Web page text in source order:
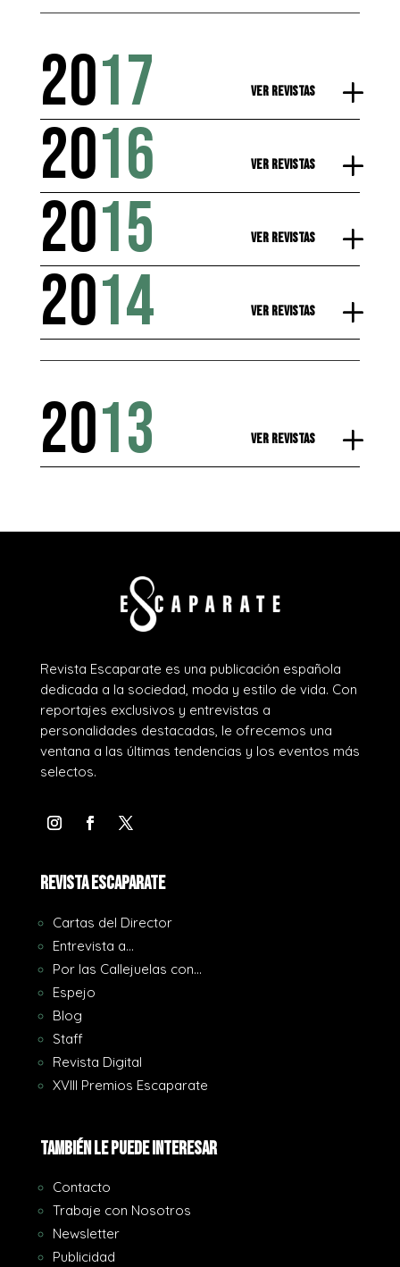
2017 Ver Revistas
2016 Ver Revistas
2015 Ver Revistas
2014 Ver Revistas
2013 Ver Revistas
Revista Escaparate es una publicación española
dedicada a la sociedad, moda y estilo de vida. Con
reportajes exclusivos y entrevistas a
personalidades destacadas, le ofrecemos una
ventana a las últimas tendencias y los eventos más
selectos.
REVISTA ESCAPARATE
Cartas del Director
Entrevista a…
Por las Callejuelas con…
Espejo
Blog
Staff
Revista Digital
XVIII Premios Escaparate
También le puede interesar
Contacto
Trabaje con Nosotros
Newsletter
Publicidad